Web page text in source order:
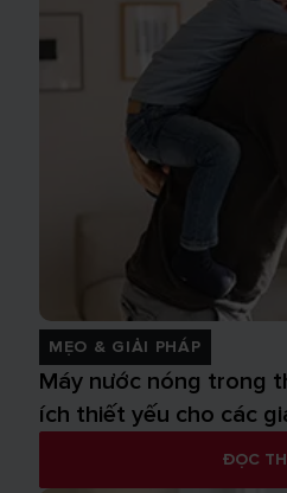
MẸO & GIẢI PHÁP
Máy nước nóng trong
ích thiết yếu cho các
ĐỌC